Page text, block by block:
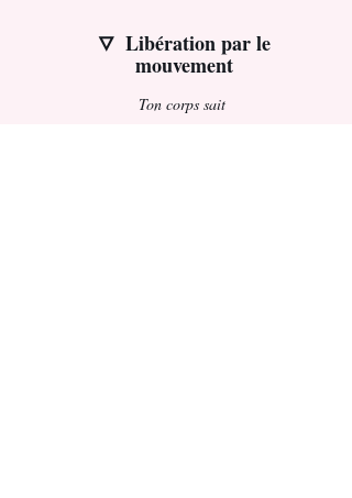
🜄 Libération par le
mouvement
Ton corps sait